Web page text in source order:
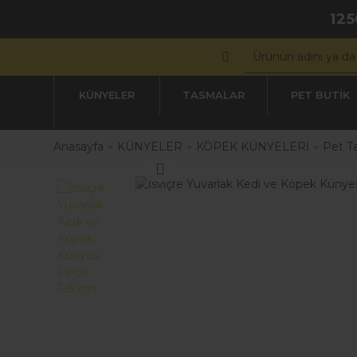
KÜNYELER TASMALAR PET BUTİK
Anasayfa KÜNYELER KÖPEK KÜNYELERİ Pet